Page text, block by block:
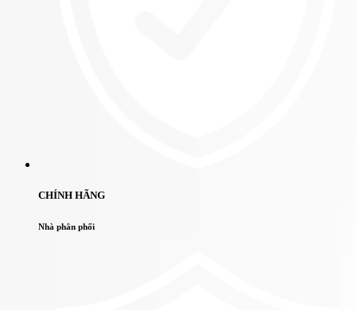
CHÍNH HÃNG
Nhà phân phối